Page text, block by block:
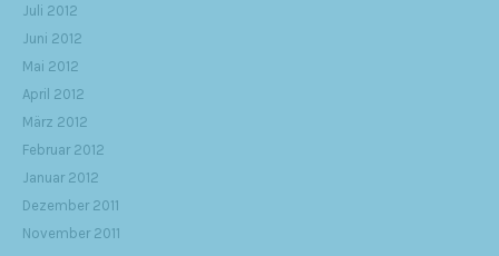
Juli 2012
Juni 2012
Mai 2012
April 2012
März 2012
Februar 2012
Januar 2012
Dezember 2011
November 2011